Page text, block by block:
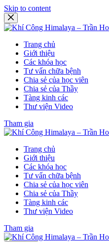
Skip to content
Trang chủ
Giới thiệu
Các khóa học
Tư vấn chữa bệnh
Chia sẻ của học viên
Chia sẻ của Thầy
Tàng kinh các
Thư viện Video
Tham gia
Trang chủ
Giới thiệu
Các khóa học
Tư vấn chữa bệnh
Chia sẻ của học viên
Chia sẻ của Thầy
Tàng kinh các
Thư viện Video
Tham gia